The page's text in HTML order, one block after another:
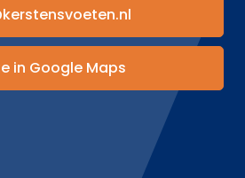
in Google Maps